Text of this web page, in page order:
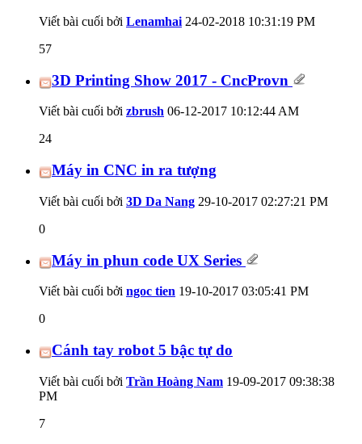
Viết bài cuối bởi Lenamhai 24-02-2018 10:31:19 PM
57
3D Printing Show 2017 - CncProvn
Viết bài cuối bởi zbrush 06-12-2017 10:12:44 AM
24
Máy in CNC in ra tượng
Viết bài cuối bởi 3D Da Nang 29-10-2017 02:27:21 PM
0
Máy in phun code UX Series
Viết bài cuối bởi ngoc tien 19-10-2017 03:05:41 PM
0
Cánh tay robot 5 bậc tự do
Viết bài cuối bởi Trần Hoàng Nam 19-09-2017 09:38:38
PM
7